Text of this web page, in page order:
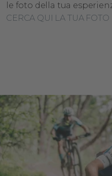
le foto della tua
CERCA QUI LA TUA FOTO